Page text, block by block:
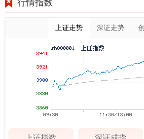
行情指数
上证走势 深证走势